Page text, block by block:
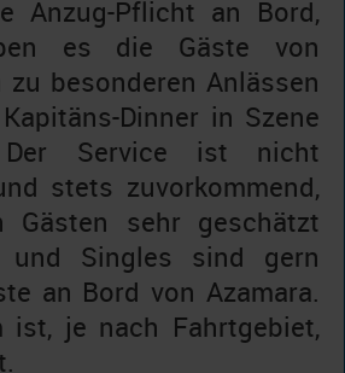
Anzug-Pflicht an Bord,
es die Gäste von
zu besonderen Anlässen
Dinner in Szene
Service ist nicht
stets zuvorkommend,
Gästen sehr geschätzt
und Singles sind gern
an Bord von Azamara.
ist, je nach Fahrtgebiet,